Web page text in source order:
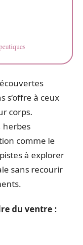
s’offre à ceux
corps.
herbes
comme le
à explorer
sans recourir
du ventre :